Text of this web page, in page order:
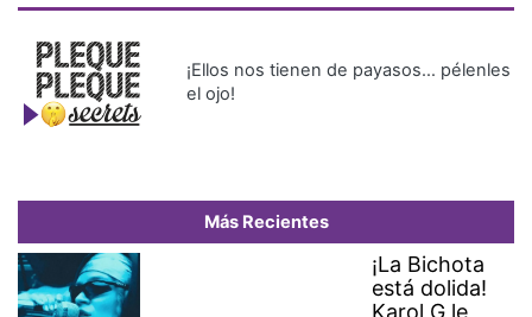
¡Ellos nos tienen de payasos… pélenles
el ojo!
Más Recientes
¡La Bichota
está dolida!
Karol G le